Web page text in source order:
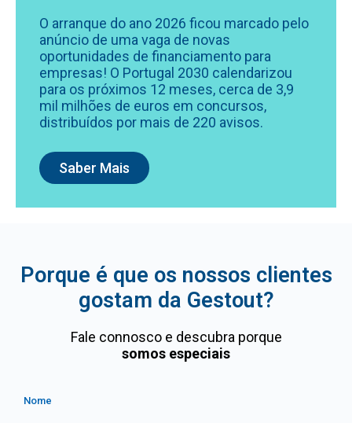
O arranque do ano 2026 ficou marcado pelo
anúncio de uma vaga de novas
oportunidades de financiamento para
empresas! O Portugal 2030 calendarizou
para os próximos 12 meses, cerca de 3,9
mil milhões de euros em concursos,
distribuídos por mais de 220 avisos.
Saber Mais
Porque é que os nossos clientes
gostam da Gestout?
Fale connosco e descubra porque
somos especiais
Nome